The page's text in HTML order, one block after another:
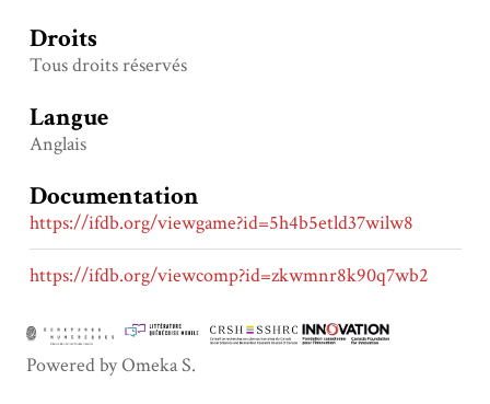
Droits
Tous droits réservés
Langue
Anglais
Documentation
https://ifdb.org/viewgame?id=5h4b5etld37wilw8
https://ifdb.org/viewcomp?id=zkwmnr8k90q7wb2
Powered by Omeka S.